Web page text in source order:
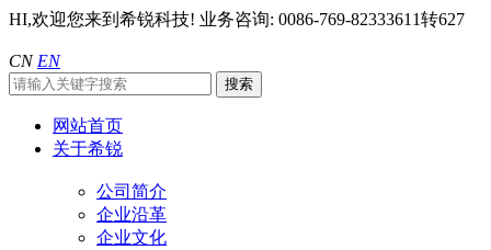
HI,欢迎您来到希锐科技! 业务咨询: 0086-769-82333611转627
CN EN
网站首页
关于希锐
公司简介
企业沿革
企业文化